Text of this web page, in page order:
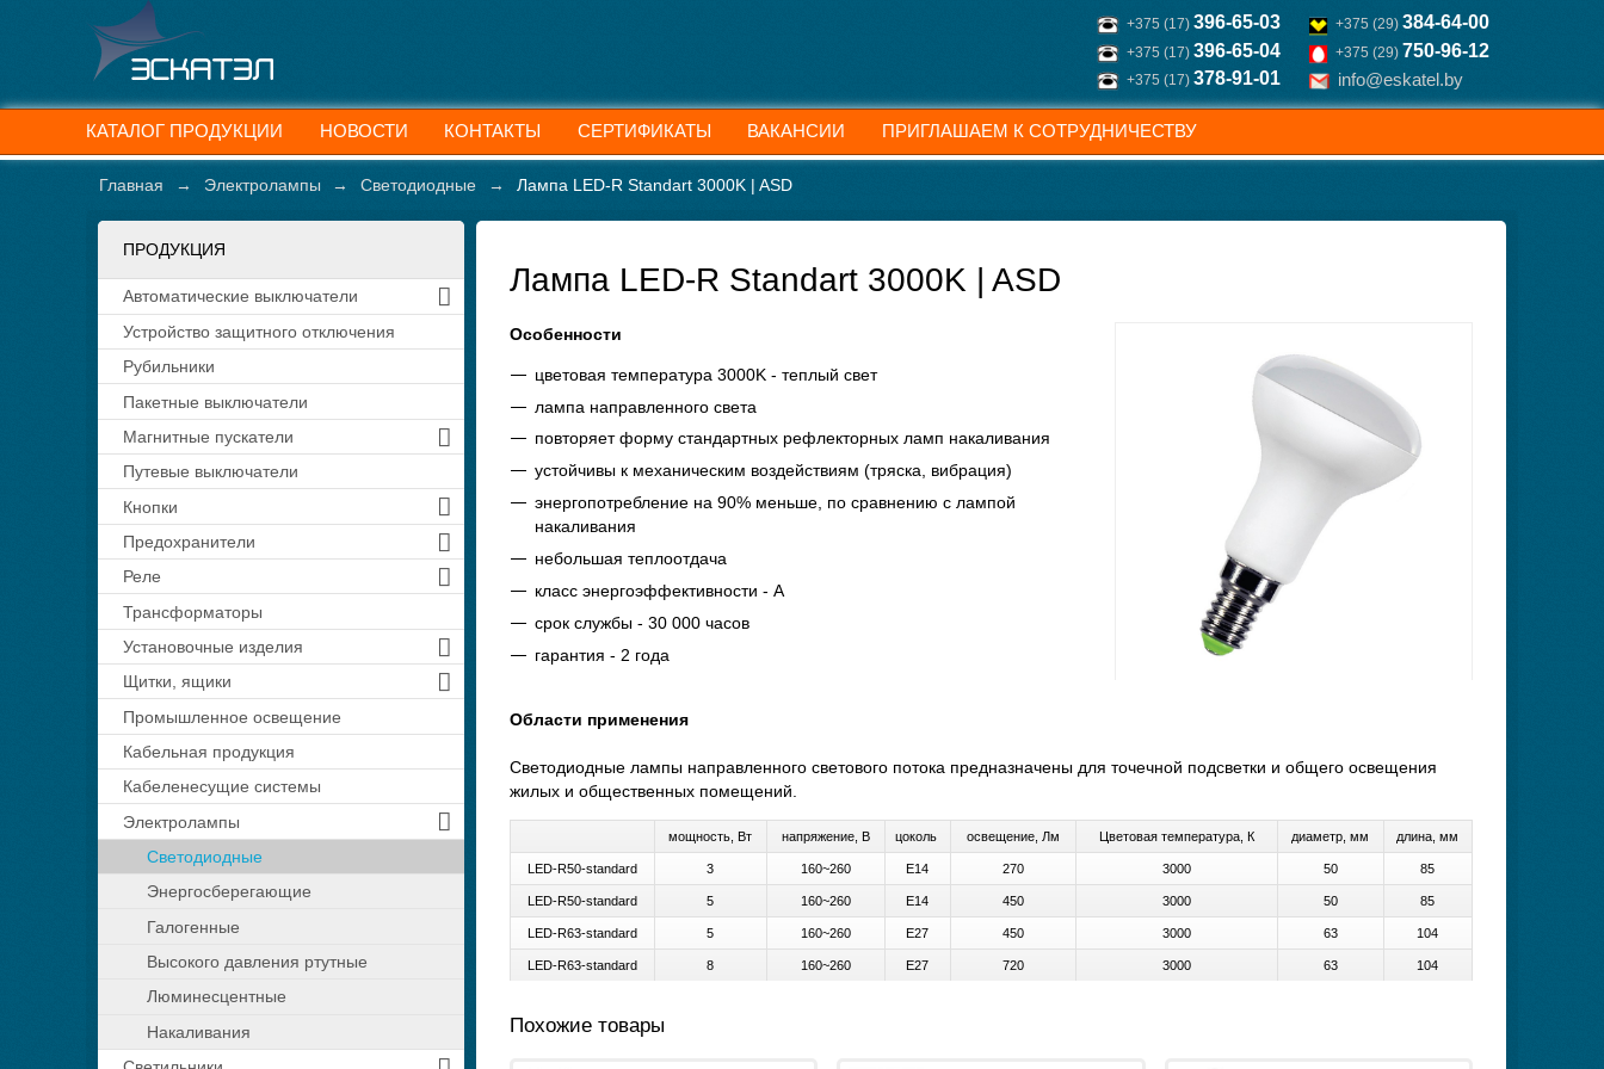
Лампа LED-R Standart 3000K | ASD
Особенности
цветовая температура 3000K - теплый свет
лампа направленного света
повторяет форму стандартных рефлекторных ламп накаливания
устойчивы к механическим воздействиям (тряска, вибрация)
энергопотребление на 90% меньше, по сравнению с лампой
накаливания
небольшая теплоотдача
класс энергоэффективности - А
срок службы - 30 000 часов
гарантия - 2 года
Области применения
Светодиодные лампы направленного светового потока предназначены для точечной подсветки и общего освещения
жилых и общественных помещений.
мощность, Вт напряжение, В цоколь освещение, Лм Цветовая температура, К диаметр, мм длина, мм
LED-R50-standard 3 160~260 E14 270 3000 50 85
LED-R50-standard 5 160~260 E14 450 3000 50 85
LED-R63-standard 5 160~260 E27 450 3000 63 104
LED-R63-standard 8 160~260 E27 720 3000 63 104
Похожие товары
ПРОДУКЦИЯ
Автоматические выключатели
Устройство защитного отключения
Рубильники
Пакетные выключатели
Магнитные пускатели
Путевые выключатели
Кнопки
Предохранители
Реле
Трансформаторы
Установочные изделия
Щитки, ящики
Промышленное освещение
Кабельная продукция
Кабеленесущие системы
Электролампы
Светодиодные
Энергосберегающие
Галогенные
Высокого давления ртутные
Люминесцентные
Накаливания
Главная → Электролампы → Светодиодные → Лампа LED-R Standart 3000K | ASD
+375 (17) 396-65-03
+375 (17) 396-65-04
+375 (17) 378-91-01
+375 (29) 384-64-00
+375 (29) 750-96-12
info@eskatel.by
КАТАЛОГ ПРОДУКЦИИ НОВОСТИ КОНТАКТЫ СЕРТИФИКАТЫ ВАКАНСИИ ПРИГЛАШАЕМ К СОТРУДНИЧЕСТВУ